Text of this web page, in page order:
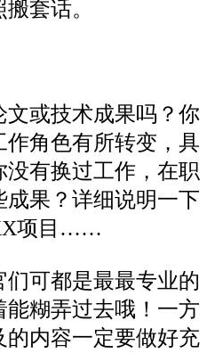
套话。
或技术成果吗？你
角色有所转变，具
有换过工作，在职
果？详细说明一下
项目……
可都是最最专业的
糊弄过去哦！一方
内容一定要做好充